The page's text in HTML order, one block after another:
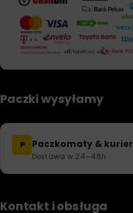
Paczki wysyłamy
P Paczkomaty & kurier
Dostawa w 24–48h
Kontakt i obsługa